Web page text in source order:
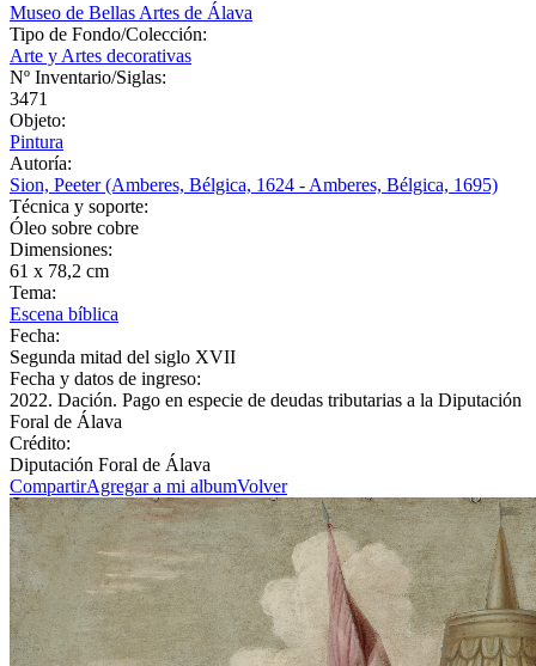
Museo de Bellas Artes de Álava
Tipo de Fondo/Colección:
Arte y Artes decorativas
Nº Inventario/Siglas:
3471
Objeto:
Pintura
Autoría:
Sion, Peeter (Amberes, Bélgica, 1624 - Amberes, Bélgica, 1695)
Técnica y soporte:
Óleo sobre cobre
Dimensiones:
61 x 78,2 cm
Tema:
Escena bíblica
Fecha:
Segunda mitad del siglo XVII
Fecha y datos de ingreso:
2022. Dación. Pago en especie de deudas tributarias a la Diputación
Foral de Álava
Crédito:
Diputación Foral de Álava
CompartirAgregar a mi albumVolver